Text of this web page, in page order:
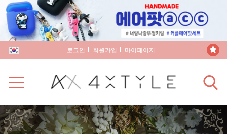
로그인 회원가입 마이페이지